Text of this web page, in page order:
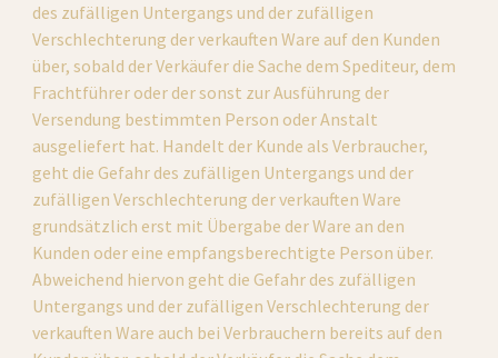
des zufälligen Untergangs und der zufälligen
Verschlechterung der verkauften Ware auf den Kunden
über, sobald der Verkäufer die Sache dem Spediteur, dem
Frachtführer oder der sonst zur Ausführung der
Versendung bestimmten Person oder Anstalt
ausgeliefert hat. Handelt der Kunde als Verbraucher,
geht die Gefahr des zufälligen Untergangs und der
zufälligen Verschlechterung der verkauften Ware
grundsätzlich erst mit Übergabe der Ware an den
Kunden oder eine empfangsberechtigte Person über.
Abweichend hiervon geht die Gefahr des zufälligen
Untergangs und der zufälligen Verschlechterung der
verkauften Ware auch bei Verbrauchern bereits auf den